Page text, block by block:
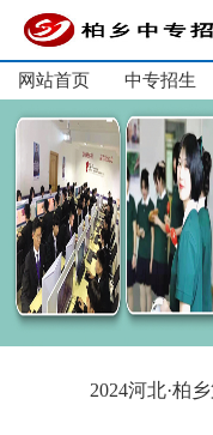
网站首页 中专招生
2024河北·柏